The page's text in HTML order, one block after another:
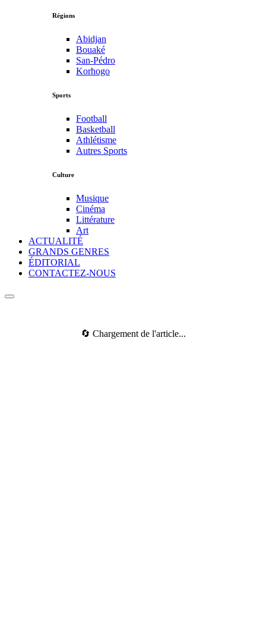
Régions
Abidjan
Bouaké
San-Pédro
Korhogo
Sports
Football
Basketball
Athlétisme
Autres Sports
Culture
Musique
Cinéma
Littérature
Art
ACTUALITÉ
GRANDS GENRES
ÉDITORIAL
CONTACTEZ-NOUS
🔄 Chargement de l'article...